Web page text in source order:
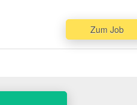
Zum Job